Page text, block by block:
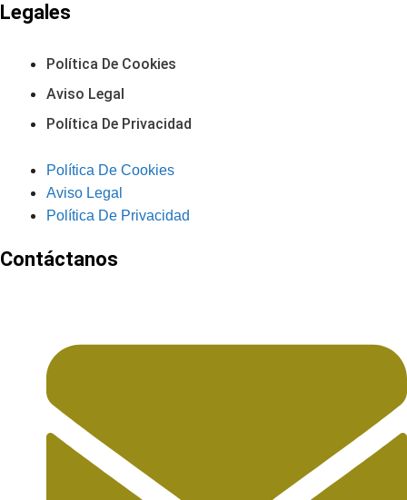
Legales
Política De Cookies
Aviso Legal
Política De Privacidad
Política De Cookies
Aviso Legal
Política De Privacidad
Contáctanos